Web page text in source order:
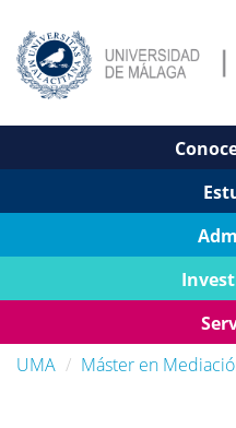
UMA
Máster en